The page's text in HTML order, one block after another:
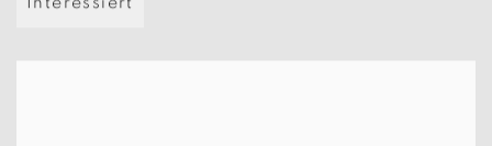
Interessiert